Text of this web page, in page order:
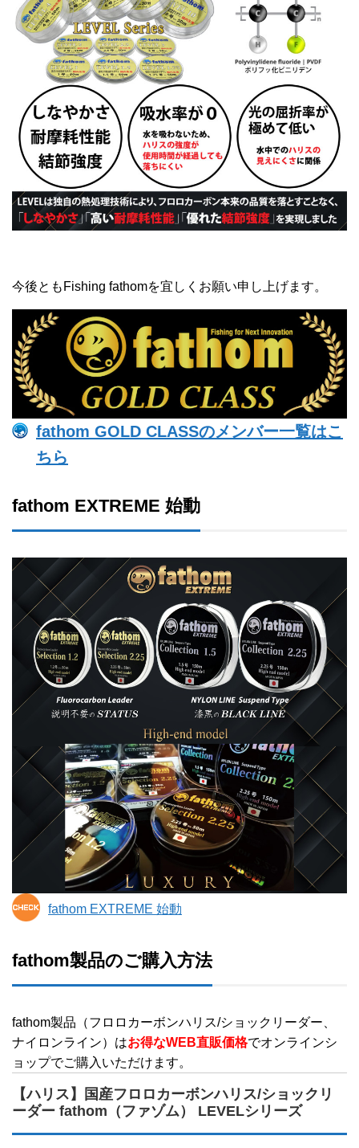
今後ともFishing fathomを宜しくお願い申し上げます。
fathom GOLD CLASSのメンバー一覧はこ
ちら
fathom EXTREME 始動
fathom EXTREME 始動
fathom製品のご購入方法
fathom製品（フロロカーボンハリス/ショックリーダー、
ナイロンライン）はお得なWEB直販価格でオンラインシ
ョップでご購入いただけます。
【ハリス】国産フロロカーボンハリス/ショックリ
ーダー fathom（ファゾム） LEVELシリーズ